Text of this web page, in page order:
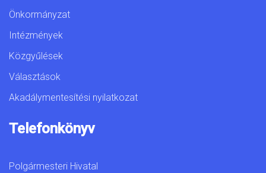
Önkormányzat
Intézmények
Közgyűlések
Választások
Akadálymentesítési nyilatkozat
Telefonkönyv
Polgármesteri Hivatal